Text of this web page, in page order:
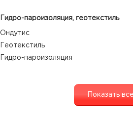
Гидро-пароизоляция, геотекстиль
Ондутис
Геотекстиль
Гидро-пароизоляция
Показать все